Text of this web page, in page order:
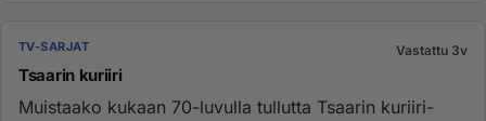
TV-SARJAT Vastattu 3v
Tsaarin kuriiri
Muistaako kukaan 70-luvulla tullutta Tsaarin kuriiri-